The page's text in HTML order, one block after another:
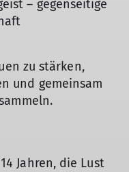
– gegenseitige
zu stärken,
und gemeinsam
Jahren, die Lust